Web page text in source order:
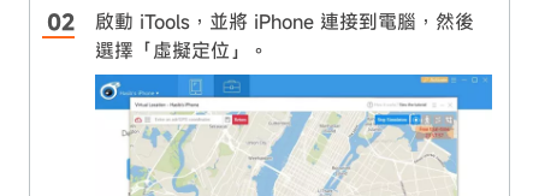
啟動 iTools，並將 iPhone 連接到電腦，然後
選擇「虛擬定位」。